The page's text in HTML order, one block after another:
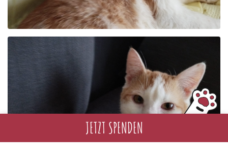
JETZT SPENDEN